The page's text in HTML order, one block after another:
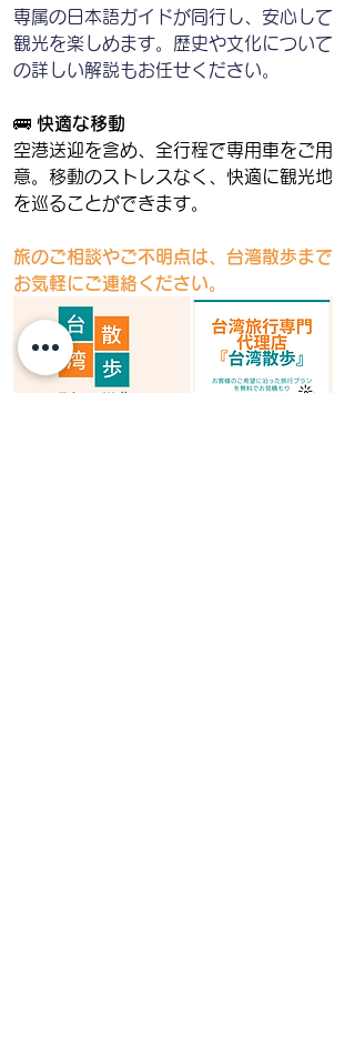
専属の日本語ガイドが同行し、安心して
観光を楽しめます。歴史や文化について
の詳しい解説もお任せください。
🚌 快適な移動
空港送迎を含め、全行程で専用車をご用
意。移動のストレスなく、快適に観光地
を巡ることができます。
旅のご相談やご不明点は、台湾散歩まで
お気軽にご連絡ください。